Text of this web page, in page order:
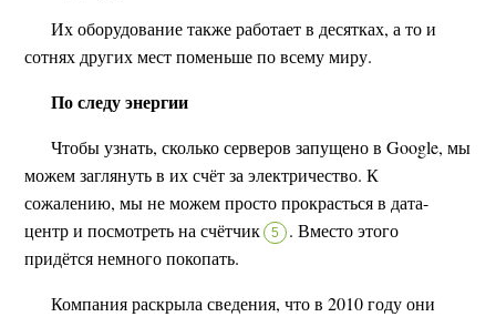
Их оборудование также работает в десятках, а то и
сотнях других мест поменьше по всему миру.
По следу энергии
Чтобы узнать, сколько серверов запущено в Google, мы
можем заглянуть в их счёт за электричество. К
сожалению, мы не можем просто прокрасться в дата-
центр и посмотреть на счётчик
5 . Вместо этого
придётся немного покопать.
Компания раскрыла сведения, что в 2010 году они